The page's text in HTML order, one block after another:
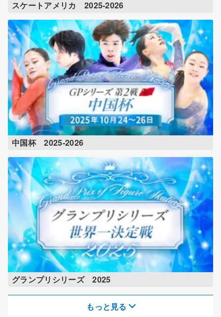
スケートアメリカ 2025-2026
中国杯 2025-2026
グランプリシリーズ 2025
もっと見る